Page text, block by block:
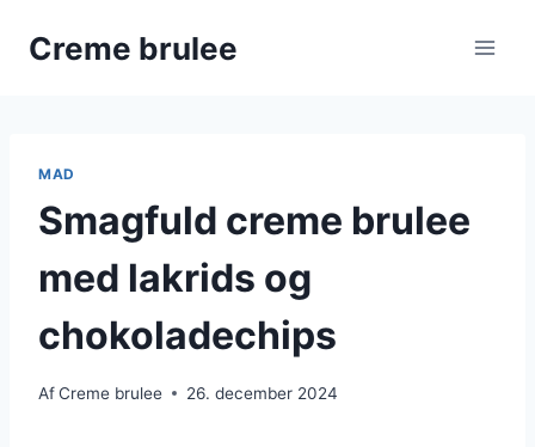
Creme brulee
MAD
Smagfuld creme brulee
med lakrids og
chokoladechips
AfCreme brulee 26. december 2024